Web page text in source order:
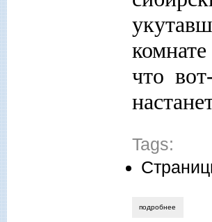
что
Tags:
подробнее